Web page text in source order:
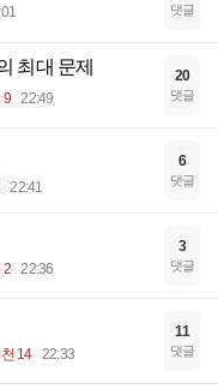
댓글
최대 문제
9 22:49
20
댓글
22:41
6
댓글
2 22:36
3
댓글
14 22:33
11
댓글